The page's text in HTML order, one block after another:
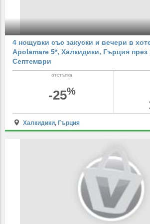
4 нощувки със закуски и вечери в
Apolamare 5*, Халкидики, Гърция през
Септември
отстъпка
-25%
Халкидики, Гърция